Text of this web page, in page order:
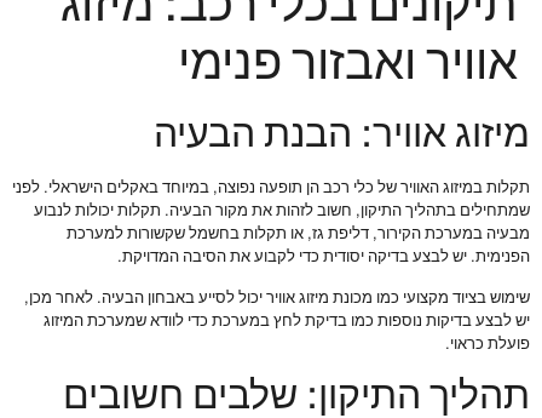
אוויר ואבזור פנימי
מיזוג אוויר: הבנת הבעיה
תקלות במיזוג האוויר של כלי רכב הן תופעה נפוצה, במיוחד באקלים הישראלי. לפני
שמתחילים בתהליך התיקון, חשוב לזהות את מקור הבעיה. תקלות יכולות לנבוע
מבעיה במערכת הקירור, דליפת גז, או תקלות בחשמל שקשורות למערכת
הפנימית. יש לבצע בדיקה יסודית כדי לקבוע את הסיבה המדויקת.
שימוש בציוד מקצועי כמו מכונת מיזוג אוויר יכול לסייע באבחון הבעיה. לאחר מכן,
יש לבצע בדיקות נוספות כמו בדיקת לחץ במערכת כדי לוודא שמערכת המיזוג
פועלת כראוי.
תהליך התיקון: שלבים חשובים